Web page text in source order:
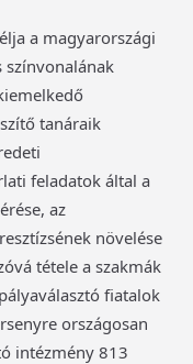
a magyarországi
színvonalának
tanáraik
feladatok által a
az
növelése
tétele a szakmák
fiatalok
országosan
intézmény 813